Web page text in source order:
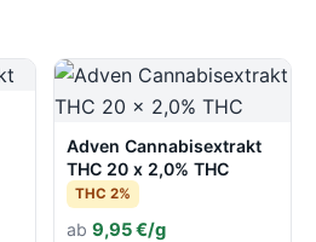
Adven Cannabisextrakt
THC 20 x 2,0% THC
THC 2%
ab 9,95 €/g